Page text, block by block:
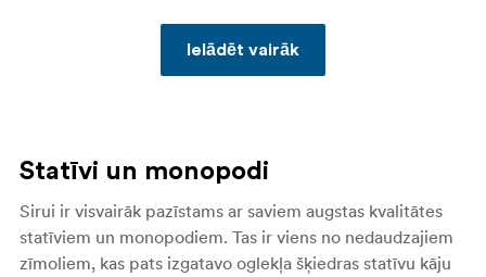
Ielādēt vairāk
Statīvi un monopodi
Sirui ir visvairāk pazīstams ar saviem augstas kvalitātes
statīviem un monopodiem. Tas ir viens no nedaudzajiem
zīmoliem, kas pats izgatavo oglekļa šķiedras statīvu kāju